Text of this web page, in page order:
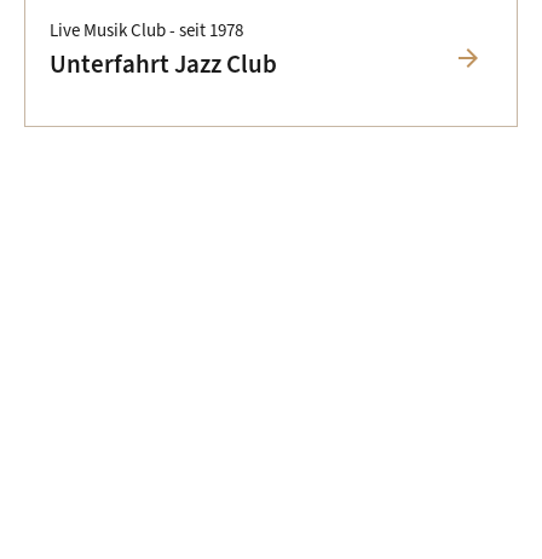
Live Musik Club - seit 1978
Unterfahrt Jazz Club arrow_forward